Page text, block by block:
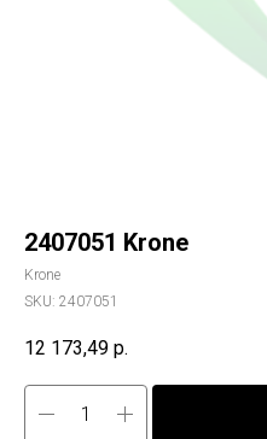
2407051 Krone
Krone
SKU: 2407051
12 173,49 р.